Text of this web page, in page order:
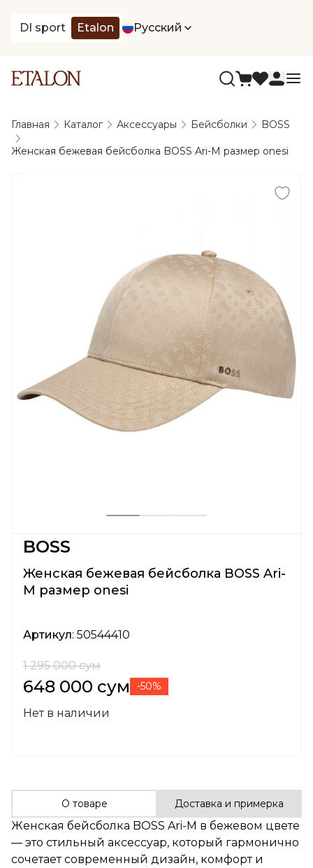
DI sport Etalon Русский
Главная Каталог Аксессуары Бейсболки BOSS
Женская бежевая бейсболка BOSS Ari-M размер onesi
BOSS
Женская бежевая бейсболка BOSS Ari-
M размер onesi
Артикул: 50544410
1 295 000 сум
648 000 сум -50%
Нет в наличии
О товаре Доставка и примерка
Женская бейсболка BOSS Ari-M в бежевом цвете
— это стильный аксессуар, который гармонично
сочетает современный дизайн, комфорт и